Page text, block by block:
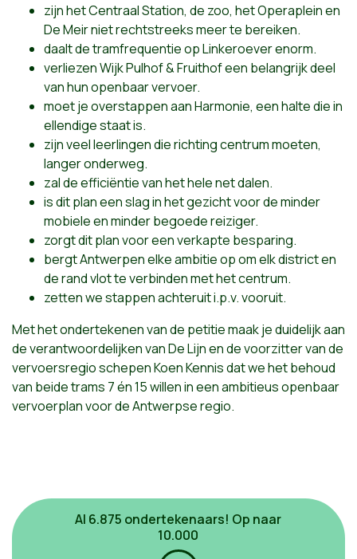
zijn het Centraal Station, de zoo, het Operaplein en
De Meir niet rechtstreeks meer te bereiken.
daalt de tramfrequentie op Linkeroever enorm.
verliezen Wijk Pulhof & Fruithof een belangrijk deel
van hun openbaar vervoer.
moet je overstappen aan Harmonie, een halte die in
ellendige staat is.
zijn veel leerlingen die richting centrum moeten,
langer onderweg.
zal de efficiëntie van het hele net dalen.
is dit plan een slag in het gezicht voor de minder
mobiele en minder begoede reiziger.
zorgt dit plan voor een verkapte besparing.
bergt Antwerpen elke ambitie op om elk district en
de rand vlot te verbinden met het centrum.
zetten we stappen achteruit i.p.v. vooruit.
Met het ondertekenen van de petitie maak je duidelijk aan
de verantwoordelijken van De Lijn en de voorzitter van de
vervoersregio schepen Koen Kennis dat we het behoud
van beide trams 7 én 15 willen in een ambitieus openbaar
vervoerplan voor de Antwerpse regio.
Al 6.875 ondertekenaars! Op naar
10.000